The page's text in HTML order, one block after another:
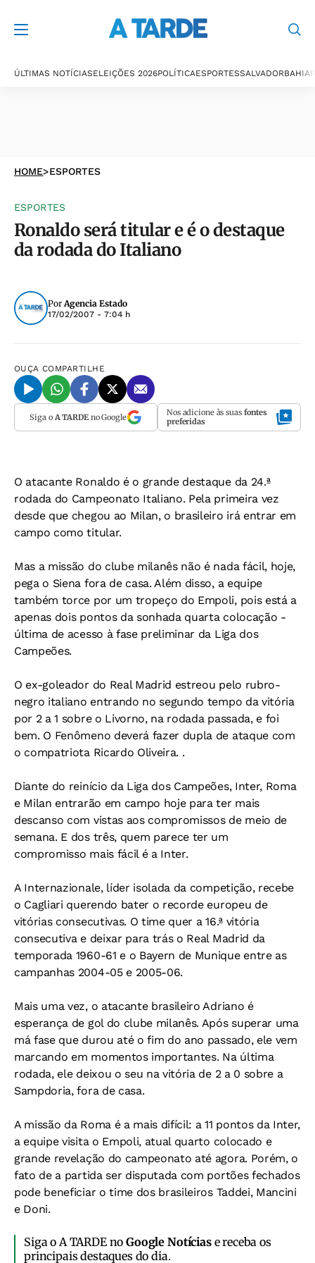
ÚLTIMAS NOTÍCIASELEIÇÕES 2026POLÍTICAESPORTESSALVADORBAHIA
HOME>ESPORTES
ESPORTES
Ronaldo será titular e é o destaque
da rodada do Italiano
PorAgencia Estado
17/02/2007 - 7:04 h
OUÇA COMPARTILHE
Siga o A TARDEno Google Nos adicione às suas fontes
preferidas
O atacante Ronaldo é o grande destaque da 24.ª
rodada do Campeonato Italiano. Pela primeira vez
desde que chegou ao Milan, o brasileiro irá entrar em
campo como titular.
Mas a missão do clube milanês não é nada fácil, hoje,
pega o Siena fora de casa. Além disso, a equipe
também torce por um tropeço do Empoli, pois está a
apenas dois pontos da sonhada quarta colocação -
última de acesso à fase preliminar da Liga dos
Campeões.
O ex-goleador do Real Madrid estreou pelo rubro-
negro italiano entrando no segundo tempo da vitória
por 2 a 1 sobre o Livorno, na rodada passada, e foi
bem. O Fenômeno deverá fazer dupla de ataque com
o compatriota Ricardo Oliveira. .
Diante do reinício da Liga dos Campeões, Inter, Roma
e Milan entrarão em campo hoje para ter mais
descanso com vistas aos compromissos de meio de
semana. E dos três, quem parece ter um
compromisso mais fácil é a Inter.
A Internazionale, líder isolada da competição, recebe
o Cagliari querendo bater o recorde europeu de
vitórias consecutivas. O time quer a 16.ª vitória
consecutiva e deixar para trás o Real Madrid da
temporada 1960-61 e o Bayern de Munique entre as
campanhas 2004-05 e 2005-06.
Mais uma vez, o atacante brasileiro Adriano é
esperança de gol do clube milanês. Após superar uma
má fase que durou até o fim do ano passado, ele vem
marcando em momentos importantes. Na última
rodada, ele deixou o seu na vitória de 2 a 0 sobre a
Sampdoria, fora de casa.
A missão da Roma é a mais difícil: a 11 pontos da Inter,
a equipe visita o Empoli, atual quarto colocado e
grande revelação do campeonato até agora. Porém, o
fato de a partida ser disputada com portões fechados
pode beneficiar o time dos brasileiros Taddei, Mancini
e Doni.
Siga o A TARDE noGoogle Notíciase receba os
principais destaques do dia.